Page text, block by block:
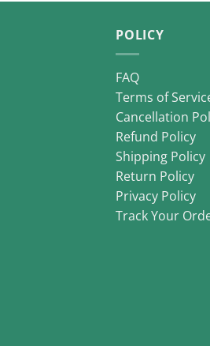
POLICY
FAQ
Terms of
Cancellation
Refund Policy
Shipping Policy
Return Policy
Privacy Policy
Track Your